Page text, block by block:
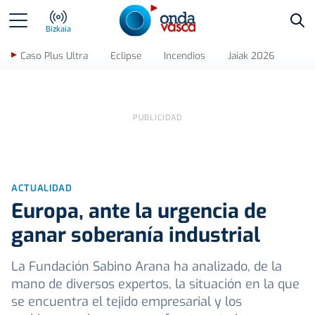
Bizkaia
Caso Plus Ultra Eclipse Incendios Jaiak 2026
ACTUALIDAD
Europa, ante la urgencia de
ganar soberanía industrial
La Fundación Sabino Arana ha analizado, de la
mano de diversos expertos, la situación en la que
se encuentra el tejido empresarial y los